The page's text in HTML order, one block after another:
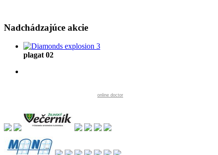
Nadchádzajúce akcie
plagat 02
online doctor